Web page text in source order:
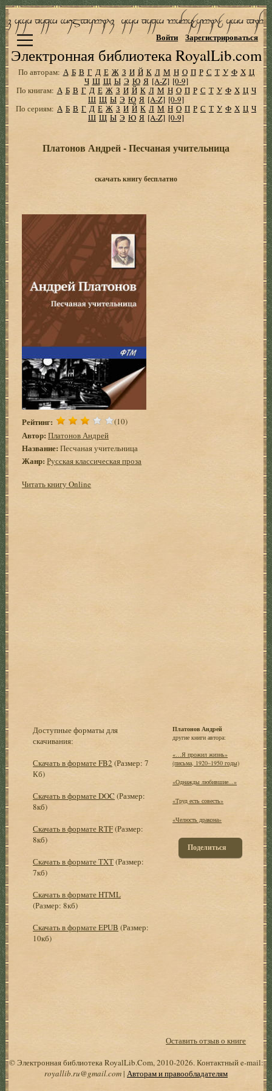
Электронная библиотека RoyalLib.com
Войти Зарегистрироваться
По авторам: А Б В Г Д Е Ж З И Й К Л М Н О П Р С Т У Ф Х Ц
Ч Ш Щ Ы Э Ю Я [A-Z] [0-9]
По книгам: А Б В Г Д Е Ж З И Й К Л М Н О П Р С Т У Ф Х Ц Ч
Ш Щ Ы Э Ю Я [A-Z] [0-9]
По сериям: А Б В Г Д Е Ж З И Й К Л М Н О П Р С Т У Ф Х Ц Ч
Ш Щ Ы Э Ю Я [A-Z] [0-9]
Платонов Андрей - Песчаная учительница
скачать книгу бесплатно
Рейтинг: (10)
Автор: Платонов Андрей
Название: Песчаная учительница
Жанр: Русская классическая проза
Читать книгу Online
Доступные форматы для
скачивания:
Скачать в формате FB2 (Размер: 7
Кб)
Скачать в формате DOC (Размер:
8кб)
Скачать в формате RTF(Размер:
8кб)
Скачать в формате TXT(Размер:
7кб)
Скачать в формате HTML
(Размер: 8кб)
Скачать в формате EPUB (Размер:
10кб)
Платонов Андрей
другие книги автора:
«…Я прожил жизнь»
(письма, 1920–1950 годы)
«Однажды любившие...»
«Труд есть совесть»
«Челюсть дракона»
Поделиться
Оставить отзыв о книге
© Электронная библиотека RoyalLib.Com, 2010-2026. Контактный e-mail:
royallib.ru@gmail.com| Авторам и правообладателям